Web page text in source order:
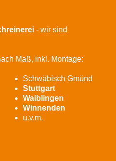
- wir sind
Maß, inkl. Montage:
Schwäbisch Gmünd
Stuttgart
Waiblingen
Winnenden
u.v.m.